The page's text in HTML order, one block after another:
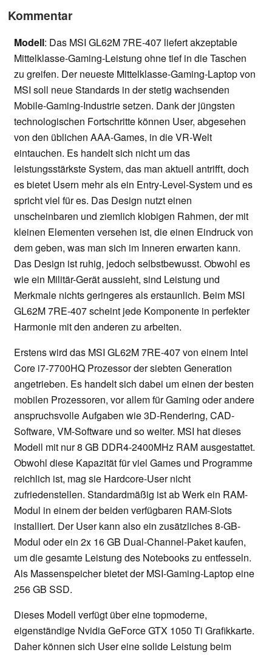
Kommentar
Modell: Das MSI GL62M 7RE-407 liefert akzeptable
Mittelklasse-Gaming-Leistung ohne tief in die Taschen
zu greifen. Der neueste Mittelklasse-Gaming-Laptop von
MSI soll neue Standards in der stetig wachsenden
Mobile-Gaming-Industrie setzen. Dank der jüngsten
technologischen Fortschritte können User, abgesehen
von den üblichen AAA-Games, in die VR-Welt
eintauchen. Es handelt sich nicht um das
leistungsstärkste System, das man aktuell antrifft, doch
es bietet Usern mehr als ein Entry-Level-System und es
spricht viel für es. Das Design nutzt einen
unscheinbaren und ziemlich klobigen Rahmen, der mit
kleinen Elementen versehen ist, die einen Eindruck von
dem geben, was man sich im Inneren erwarten kann.
Das Design ist ruhig, jedoch selbstbewusst. Obwohl es
wie ein Militär-Gerät aussieht, sind Leistung und
Merkmale nichts geringeres als erstaunlich. Beim MSI
GL62M 7RE-407 scheint jede Komponente in perfekter
Harmonie mit den anderen zu arbeiten.
Erstens wird das MSI GL62M 7RE-407 von einem Intel
Core i7-7700HQ Prozessor der siebten Generation
angetrieben. Es handelt sich dabei um einen der besten
mobilen Prozessoren, vor allem für Gaming oder andere
anspruchsvolle Aufgaben wie 3D-Rendering, CAD-
Software, VM-Software und so weiter. MSI hat dieses
Modell mit nur 8 GB DDR4-2400MHz RAM ausgestattet.
Obwohl diese Kapazität für viel Games und Programme
reichlich ist, mag sie Hardcore-User nicht
zufriedenstellen. Standardmäßig ist ab Werk ein RAM-
Modul in einem der beiden verfügbaren RAM-Slots
installiert. Der User kann also ein zusätzliches 8-GB-
Modul oder ein 2x 16 GB Dual-Channel-Paket kaufen,
um die gesamte Leistung des Notebooks zu entfesseln.
Als Massenspeicher bietet der MSI-Gaming-Laptop eine
256 GB SSD.
Dieses Modell verfügt über eine topmoderne,
eigenständige Nvidia GeForce GTX 1050 Ti Grafikkarte.
Daher können sich User eine solide Leistung beim